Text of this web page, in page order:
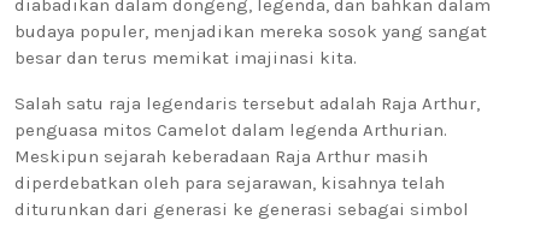
diabadikan dalam dongeng, legenda, dan bahkan dalam
budaya populer, menjadikan mereka sosok yang sangat
besar dan terus memikat imajinasi kita.
Salah satu raja legendaris tersebut adalah Raja Arthur,
penguasa mitos Camelot dalam legenda Arthurian.
Meskipun sejarah keberadaan Raja Arthur masih
diperdebatkan oleh para sejarawan, kisahnya telah
diturunkan dari generasi ke generasi sebagai simbol